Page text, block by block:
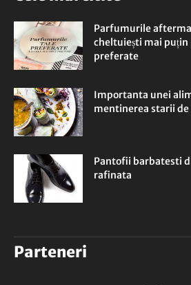
Parfumurile
cheltuiești mai puțin
preferate
Importanta unei
mentinerea starii
Pantofii barbatesti
rafinata
Parteneri